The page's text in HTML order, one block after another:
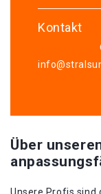
Kontakt
Über